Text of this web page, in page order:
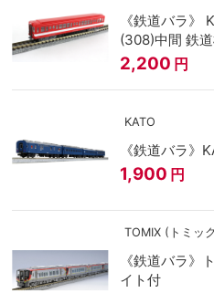
《鉄道バラ》
(308)中間 鉄
2,200 円
KATO
《鉄道バラ
1,900 円
TOMIX (トミッ
《鉄道バラ》
イト付